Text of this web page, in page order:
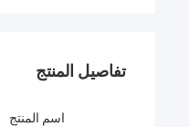
تفاصيل المنتج
اسم المنتج